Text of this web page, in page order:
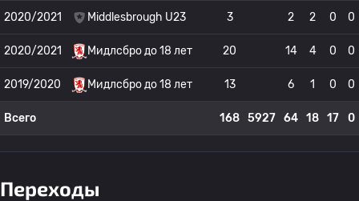
2020/2021 Middlesbrough U23 3 2 2 0 0
2020/2021 Мидлсбро до 18 лет 20 14 4 0 0
2019/2020 Мидлсбро до 18 лет 13 6 1 0 0
Всего 168 5927 64 18 17 0
Переходы